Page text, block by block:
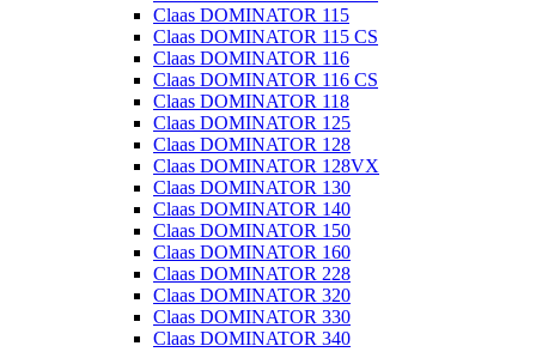
Claas DOMINATOR 115
Claas DOMINATOR 115 CS
Claas DOMINATOR 116
Claas DOMINATOR 116 CS
Claas DOMINATOR 118
Claas DOMINATOR 125
Claas DOMINATOR 128
Claas DOMINATOR 128VX
Claas DOMINATOR 130
Claas DOMINATOR 140
Claas DOMINATOR 150
Claas DOMINATOR 160
Claas DOMINATOR 228
Claas DOMINATOR 320
Claas DOMINATOR 330
Claas DOMINATOR 340